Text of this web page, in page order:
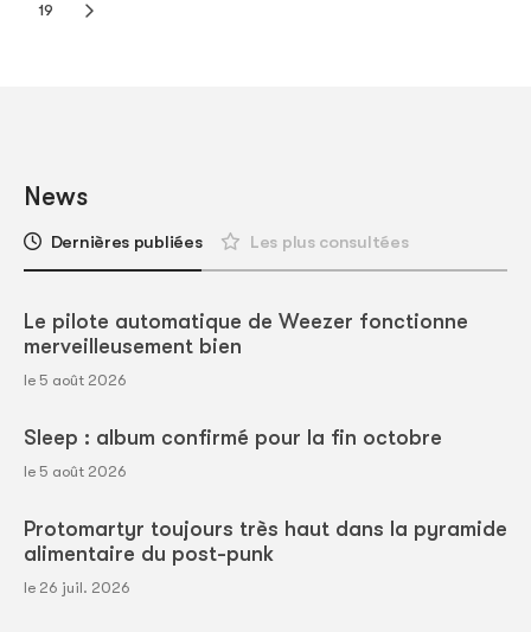
19
News
Dernières publiées Les plus consultées
Le pilote automatique de Weezer fonctionne
merveilleusement bien
le 5 août 2026
Sleep : album confirmé pour la fin octobre
le 5 août 2026
Protomartyr toujours très haut dans la pyramide
alimentaire du post-punk
le 26 juil. 2026